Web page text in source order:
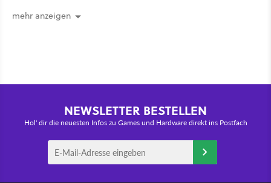
mehr anzeigen
NEWSLETTER BESTELLEN
Hol' dir die neuesten Infos zu Games und Hardware direkt ins Postfach